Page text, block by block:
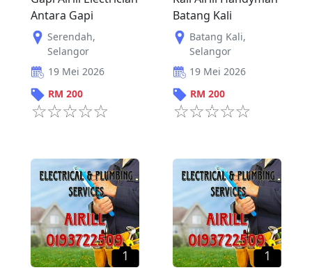
Antara Gapi
Serendah,
Selangor
19 Mei 2026
RM 200
Batang Kali
Batang Kali,
Selangor
19 Mei 2026
RM 200
1 1